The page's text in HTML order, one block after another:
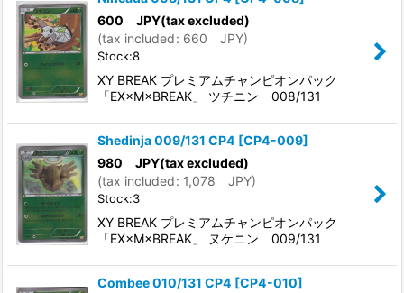
600 JPY(tax excluded)
(tax included: 660 JPY)
Stock:8
XY BREAK プレミアムチャンピオンパック
「EX×M×BREAK」 ツチニン 008/131
Shedinja 009/131 CP4 [CP4-009]
980 JPY(tax excluded)
(tax included: 1,078 JPY)
Stock:3
XY BREAK プレミアムチャンピオンパック
「EX×M×BREAK」 ヌケニン 009/131
Combee 010/131 CP4 [CP4-010]